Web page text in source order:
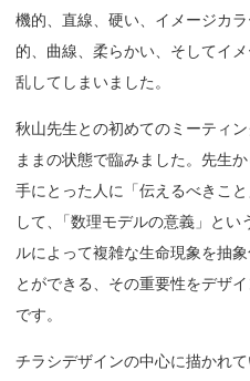
機的、直線、硬い、イメージカ
的、曲線、柔らかい、そしてイ
乱してしまいました。
秋山先生との初めてのミーティ
ままの状態で臨みました。先生
手にとった人に「伝えるべきこ
して、
「数理モデルの意義」と
ルによって複雑な生命現象を抽
とができる、その重要性をデザ
です。
チラシデザインの中心に描かれ